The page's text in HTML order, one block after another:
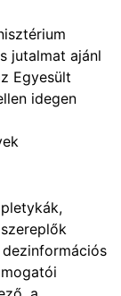
jutalmat ajánl
Egyesült
idegen